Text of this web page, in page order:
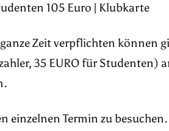
105 Euro | Klubkarte
Zeit verpflichten können
35 EURO für Studenten)
einzelnen Termin zu besuchen.